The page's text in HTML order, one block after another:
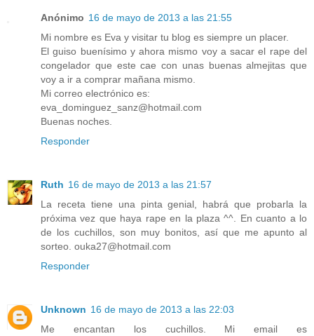
Anónimo 16 de mayo de 2013 a las 21:55
Mi nombre es Eva y visitar tu blog es siempre un placer.
El guiso buenísimo y ahora mismo voy a sacar el rape del
congelador que este cae con unas buenas almejitas que
voy a ir a comprar mañana mismo.
Mi correo electrónico es:
eva_dominguez_sanz@hotmail.com
Buenas noches.
Responder
Ruth 16 de mayo de 2013 a las 21:57
La receta tiene una pinta genial, habrá que probarla la
próxima vez que haya rape en la plaza ^^. En cuanto a lo
de los cuchillos, son muy bonitos, así que me apunto al
sorteo. ouka27@hotmail.com
Responder
Unknown 16 de mayo de 2013 a las 22:03
Me encantan los cuchillos. Mi email es